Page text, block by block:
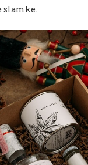
slamke.